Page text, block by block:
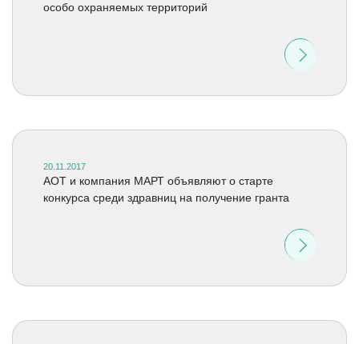
особо охраняемых территорий
20.11.2017
АОТ и компания МАРТ объявляют о старте
конкурса среди здравниц на получение гранта